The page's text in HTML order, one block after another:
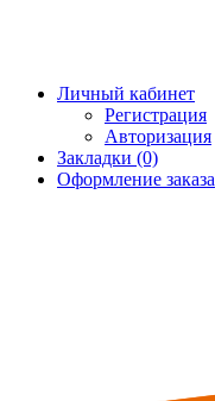
Личный кабинет
Регистрация
Авторизация
Закладки (0)
Оформление заказа